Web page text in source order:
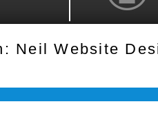
Neil Website